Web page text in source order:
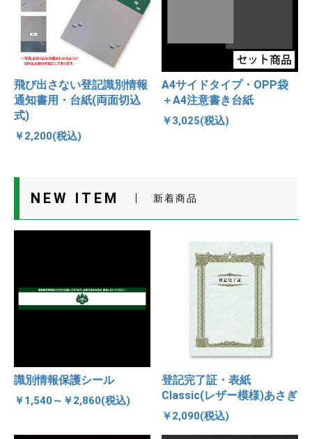
飛び出さない登記識別情報
通知書用・台紙(両面切込
式)
￥2,200(税込)
A4サイドタイプ・OPP袋
＋A4注意書き台紙
￥3,025(税込)
NEW ITEM 新着商品
識別情報保護シール
￥1,540～￥2,860(税込)
登記完了証・表紙
Classic(レザー模様)あさぎ
￥2,090(税込)